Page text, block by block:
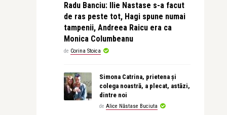
Radu Banciu: Ilie Nastase s-a facut
de ras peste tot, Hagi spune numai
tampenii, Andreea Raicu era ca
Monica Columbeanu
de Corina Stoica
Simona Catrina, prietena și
colega noastră, a plecat, astăzi,
dintre noi
de Alice Năstase Buciuta